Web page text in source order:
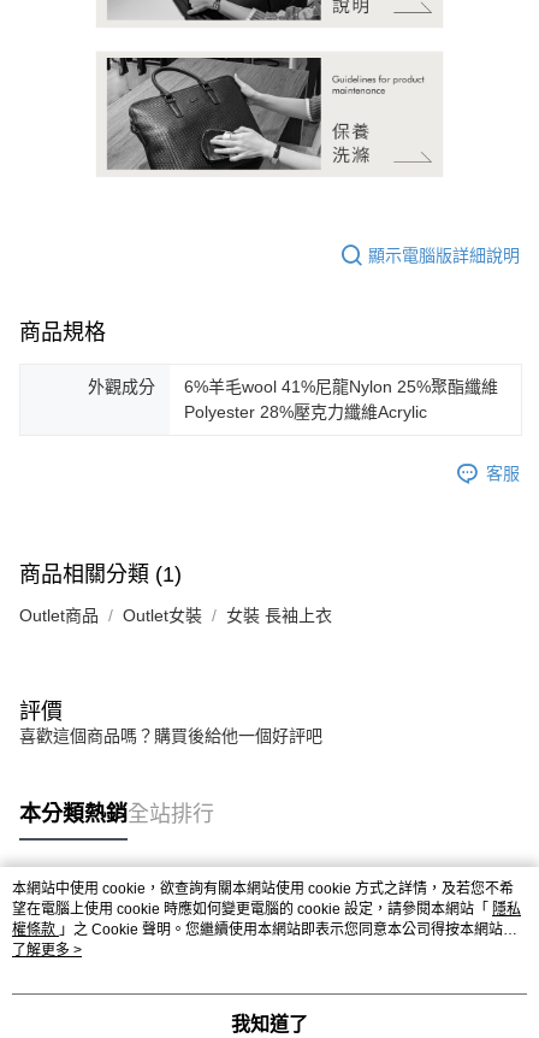
顯示電腦版詳細說明
商品規格
外觀成分
6%羊毛wool 41%尼龍Nylon 25%聚酯纖維
Polyester 28%壓克力纖維Acrylic
客服
商品相關分類 (1)
Outlet商品 Outlet女裝 女裝 長袖上衣
評價
喜歡這個商品嗎？購買後給他一個好評吧
本分類熱銷全站排行
熱門標籤
本網站中使用 cookie，欲查詢有關本網站使用 cookie 方式之詳情，及若您不希
望在電腦上使用 cookie 時應如何變更電腦的 cookie 設定，請參閱本網站「 隱私
權條款 」之 Cookie 聲明。您繼續使用本網站即表示您同意本公司得按本網站使
用條款之 Cookie 聲明使用 cookie。
了解更多 >
我知道了